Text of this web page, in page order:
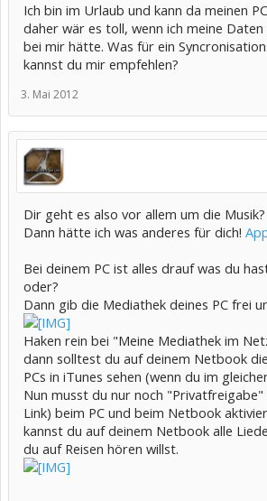
Ich bin im Urlaub und kann da meinen
daher wär es toll, wenn ich meine
bei mir hätte. Was für ein
kannst du mir empfehlen?
3. Mai 2012
Dir geht es also vor allem um die Musik?
Dann hätte ich was anderes für dich!
Bei deinem PC ist alles drauf was du
oder?
Dann gib die Mediathek deines PC frei
Haken rein bei "Meine Mediathek im
dann solltest du auf deinem Netbook
PCs in iTunes sehen (wenn du im
Nun musst du nur noch "Privatfreigabe"
Link) beim PC und beim Netbook
kannst du auf deinem Netbook alle
du auf Reisen hören willst.